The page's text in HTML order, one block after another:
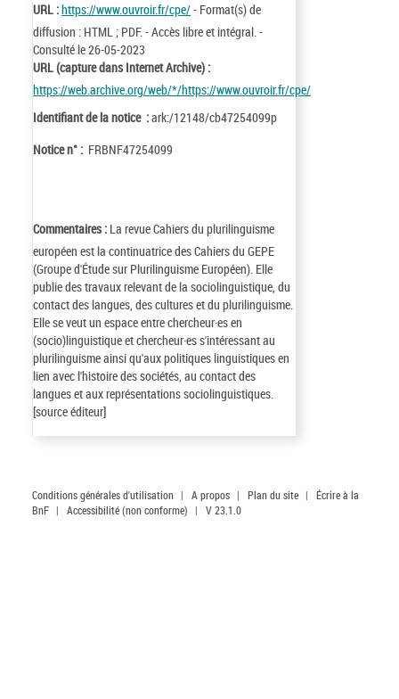
URL :https://www.ouvroir.fr/cpe/- Format(s) de
diffusion : HTML ; PDF. - Accès libre et intégral. -
Consulté le 26-05-2023
URL (capture dans Internet Archive) :
https://web.archive.org/web/*/https://www.ouvroir.fr/cpe/
Identifiant de la notice :ark:/12148/cb47254099p
Notice n° : FRBNF47254099
Commentaires : La revue Cahiers du plurilinguisme
européen est la continuatrice des Cahiers du GEPE
(Groupe d'Étude sur Plurilinguisme Européen). Elle
publie des travaux relevant de la sociolinguistique, du
contact des langues, des cultures et du plurilinguisme.
Elle se veut un espace entre chercheur·es en
(socio)linguistique et chercheur·es s'intéressant au
plurilinguisme ainsi qu'aux politiques linguistiques en
lien avec l'histoire des sociétés, au contact des
langues et aux représentations sociolinguistiques.
[source éditeur]
Conditions générales d'utilisation | A propos | Plan du site |
Écrire à la
BnF | Accessibilité (non conforme) | V 23.1.0